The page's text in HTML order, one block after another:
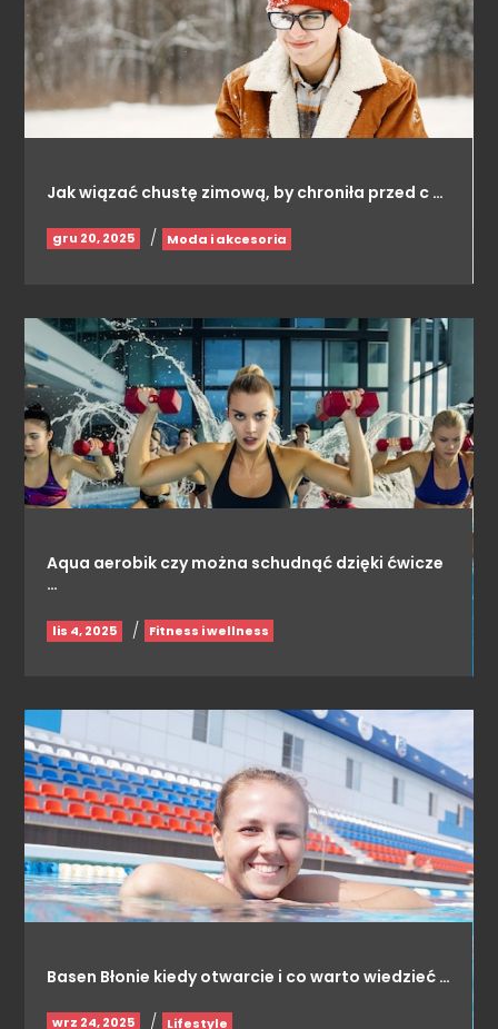
Jak wiązać chustę zimową, by chroniła przed c …
gru 20, 2025 / Moda i akcesoria
Aqua aerobik czy można schudnąć dzięki ćwicze
…
lis 4, 2025 / Fitness i wellness
Basen Błonie kiedy otwarcie i co warto wiedzieć …
wrz 24, 2025 / Lifestyle